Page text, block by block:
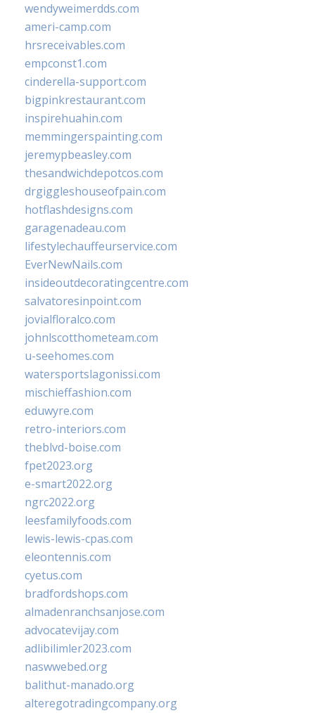
wendyweimerdds.com
ameri-camp.com
hrsreceivables.com
empconst1.com
cinderella-support.com
bigpinkrestaurant.com
inspirehuahin.com
memmingerspainting.com
jeremypbeasley.com
thesandwichdepotcos.com
drgiggleshouseofpain.com
hotflashdesigns.com
garagenadeau.com
lifestylechauffeurservice.com
EverNewNails.com
insideoutdecoratingcentre.com
salvatoresinpoint.com
jovialfloralco.com
johnlscotthometeam.com
u-seehomes.com
watersportslagonissi.com
mischieffashion.com
eduwyre.com
retro-interiors.com
theblvd-boise.com
fpet2023.org
e-smart2022.org
ngrc2022.org
leesfamilyfoods.com
lewis-lewis-cpas.com
eleontennis.com
cyetus.com
bradfordshops.com
almadenranchsanjose.com
advocatevijay.com
adlibilimler2023.com
naswwebed.org
balithut-manado.org
alteregotradingcompany.org